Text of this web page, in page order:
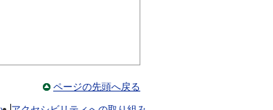
ページの先頭へ戻る